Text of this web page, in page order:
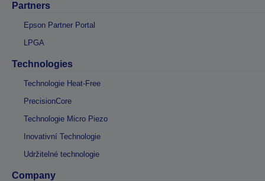
Partners
Epson Partner Portal
LPGA
Technologies
Technologie Heat-Free
PrecisionCore
Technologie Micro Piezo
Inovativní Technologie
Udržitelné technologie
Company